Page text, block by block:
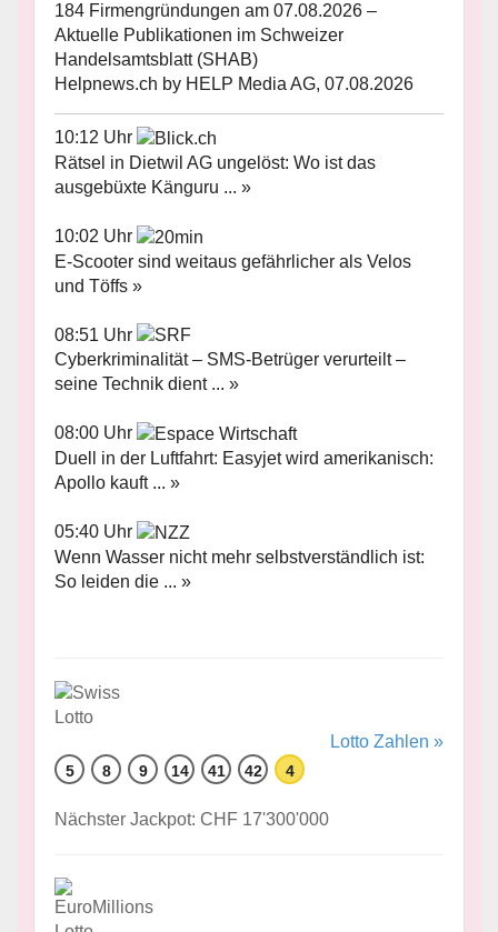
184 Firmengründungen am 07.08.2026 –
Aktuelle Publikationen im Schweizer
Handelsamtsblatt (SHAB)
Helpnews.ch by HELP Media AG, 07.08.2026
10:12 Uhr
Rätsel in Dietwil AG ungelöst: Wo ist das
ausgebüxte Känguru ... »
10:02 Uhr
E-Scooter sind weitaus gefährlicher als Velos
und Töffs »
08:51 Uhr
Cyberkriminalität – SMS-Betrüger verurteilt –
seine Technik dient ... »
08:00 Uhr
Duell in der Luftfahrt: Easyjet wird amerikanisch:
Apollo kauft ... »
05:40 Uhr
Wenn Wasser nicht mehr selbstverständlich ist:
So leiden die ... »
Lotto Zahlen »
5 8 9 14 41 42 4
Nächster Jackpot: CHF 17'300'000